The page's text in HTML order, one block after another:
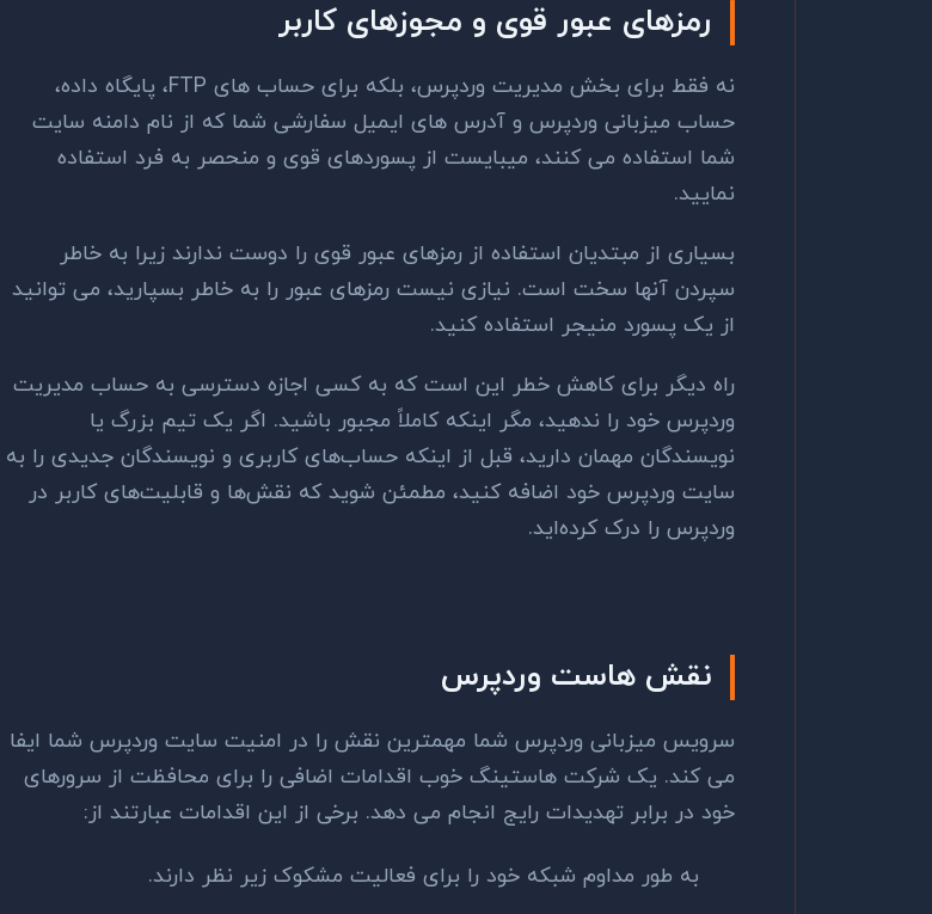
رمزهای عبور قوی و مجوزهای کاربر
نه فقط برای بخش مدیریت وردپرس، بلکه برای حساب های FTP، پایگاه داده،
حساب میزبانی وردپرس و آدرس های ایمیل سفارشی شما که از نام دامنه سایت
شما استفاده می کنند، میبایست از پسوردهای قوی و منحصر به فرد استفاده
نمایید.
بسیاری از مبتدیان استفاده از رمزهای عبور قوی را دوست ندارند زیرا به خاطر
سپردن آنها سخت است. نیازی نیست رمزهای عبور را به خاطر بسپارید، می توانید
از یک پسورد منیجر استفاده کنید.
راه دیگر برای کاهش خطر این است که به کسی اجازه دسترسی به حساب مدیریت
وردپرس خود را ندهید، مگر اینکه کاملاً مجبور باشید. اگر یک تیم بزرگ یا
نویسندگان مهمان دارید، قبل از اینکه حساب‌های کاربری و نویسندگان جدیدی را به
سایت وردپرس خود اضافه کنید، مطمئن شوید که نقش‌ها و قابلیت‌های کاربر در
وردپرس را درک کرده‌اید.
نقش هاست وردپرس
سرویس میزبانی وردپرس شما مهمترین نقش را در امنیت سایت وردپرس شما ایفا
می کند. یک شرکت هاستینگ خوب اقدامات اضافی را برای محافظت از سرورهای
خود در برابر تهدیدات رایج انجام می دهد. برخی از این اقدامات عبارتند از:
به طور مداوم شبکه خود را برای فعالیت مشکوک زیر نظر دارند.